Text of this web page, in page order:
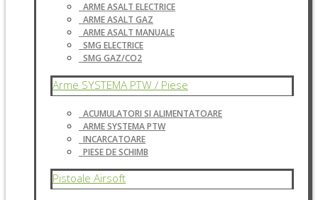
ARME ASALT ELECTRICE
ARME ASALT GAZ
ARME ASALT MANUALE
SMG ELECTRICE
SMG GAZ/CO2
Arme SYSTEMA PTW / Piese
ACUMULATORI SI ALIMENTATOARE
ARME SYSTEMA PTW
INCARCATOARE
PIESE DE SCHIMB
Pistoale Airsoft